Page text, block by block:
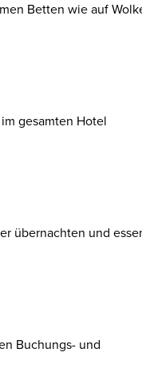
Betten wie auf
gesamten Hotel
übernachten und
Buchungs- und